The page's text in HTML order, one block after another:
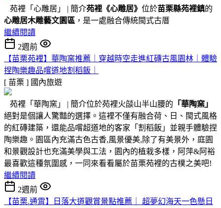
苑裡「心雕居」 | 簡介苑裡 《心雕居》 位於苗栗縣苑裡鎮的
心雕居木雕藝文園區 ，是一處融合傳統閩式古厝
繼續閱讀
2週前
【苗栗苑裡】華陶窯推薦｜穿越時空走進紅磚古風園林｜體驗
捏陶樂趣品嚐道地割稻飯｜
[ 苗栗 ] 國內旅遊
苑裡「華陶窯」 | 簡介位於苑裡火燄山半山腰的 「華陶窯」
絕對是個讓人驚豔的選擇。這裡不僅有融合荷、日、閩式風格
的紅磚建築，還能品嚐超道地的客家「割稻飯」並親手體驗捏
陶樂趣。園區內充滿古色古香,風景優美,除了有美景外，庭園
和景觀設計也充滿美學與工法，園內的植栽多樣，阿萍&阿裕
最喜歡這種氛圍感，一同來看看屬於苗栗苑裡的古樸之美吧!
繼續閱讀
2週前
【苗栗.通霄】日落大道觀賞景點推薦｜ 超夢幻海天一色懸日